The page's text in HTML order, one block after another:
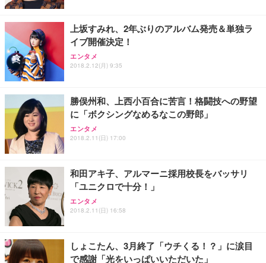
上坂すみれ、2年ぶりのアルバム発売＆単独ラ
イブ開催決定！
エンタメ
2018.2.12(月) 9:35
勝俣州和、上西小百合に苦言！格闘技への野望
に「ボクシングなめるなこの野郎」
エンタメ
2018.2.11(日) 17:00
和田アキ子、アルマーニ採用校長をバッサリ
「ユニクロで十分！」
エンタメ
2018.2.11(日) 16:58
しょこたん、3月終了「ウチくる！？」に涙目
で感謝「光をいっぱいいただいた」